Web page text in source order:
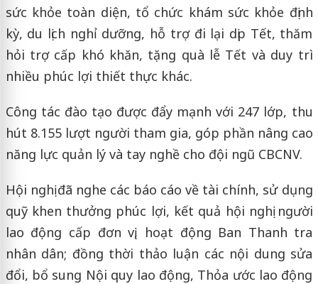
sức khỏe toàn diện, tổ chức khám sức khỏe định
kỳ, du lịch nghỉ dưỡng, hỗ trợ đi lại dịp Tết, thăm
hỏi trợ cấp khó khăn, tặng quà lễ Tết và duy trì
nhiều phúc lợi thiết thực khác.
Công tác đào tạo được đẩy mạnh với 247 lớp, thu
hút 8.155 lượt người tham gia, góp phần nâng cao
năng lực quản lý và tay nghề cho đội ngũ CBCNV.
Hội nghị đã nghe các báo cáo về tài chính, sử dụng
quỹ khen thưởng phúc lợi, kết quả hội nghị người
lao động cấp đơn vị, hoạt động Ban Thanh tra
nhân dân; đồng thời thảo luận các nội dung sửa
đổi, bổ sung Nội quy lao động, Thỏa ước lao động